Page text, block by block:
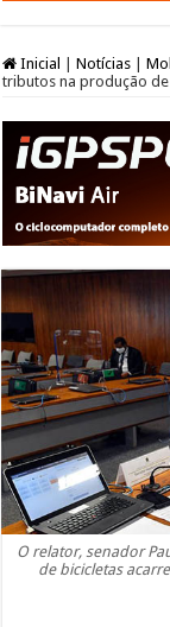
Inicial Notícias
tributos na produção
O relator, senador
de bicicletas